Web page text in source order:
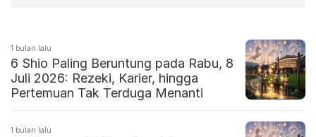
1 bulan lalu
6 Shio Paling Beruntung pada Rabu, 8
Juli 2026: Rezeki, Karier, hingga
Pertemuan Tak Terduga Menanti
1 bulan lalu